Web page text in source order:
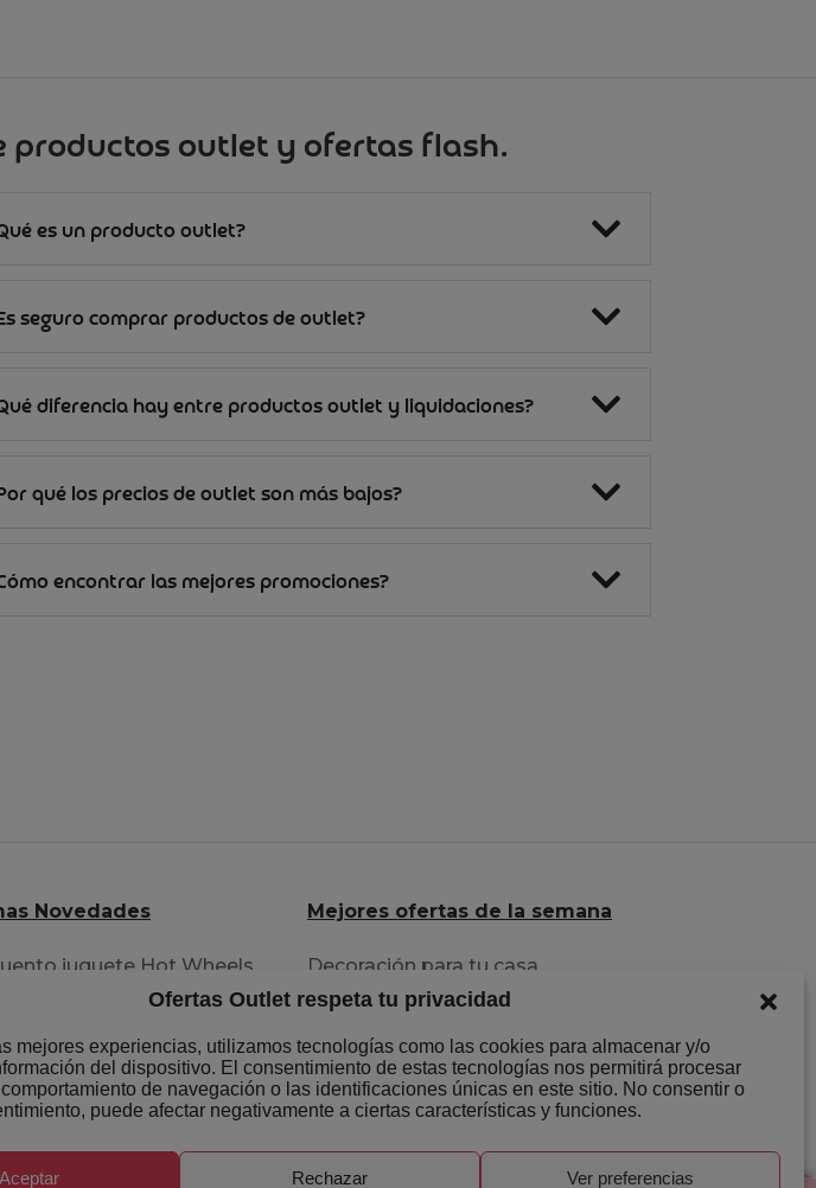
Ofertas Outlet respeta tu privacidad
mejores experiencias, utilizamos tecnologías como las cookies para almacenar y/o
del dispositivo. El consentimiento de estas tecnologías nos permitirá procesar
de navegación o las identificaciones únicas en este sitio. No consentir o
puede afectar negativamente a ciertas características y funciones.
Aceptar Rechazar Ver preferencias
productos outlet y ofertas flash.
es un producto outlet?
seguro comprar productos de outlet?
diferencia hay entre productos outlet y liquidaciones?
qué los precios de outlet son más bajos?
encontrar las mejores promociones?
Novedades
juguete Hot Wheels
para tu cabello
del permiso B circulación
Mejores ofertas de la semana
Decoración para tu casa
Herramientas al mejor precio
Descuentazos en Ropa